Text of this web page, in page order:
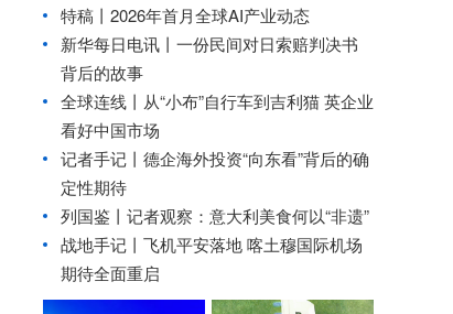
特稿丨2026年首月全球AI产业动态
新华每日电讯丨 一份民间对日索赔判决书
背后的故事
全球连线丨
从“小布”自行车到吉利猫 英企业
看好中国市场
记者手记丨德企海外投资“向东看”背后的确
定性期待
列国鉴丨记者观察：意大利美食何以“非遗”
战地手记丨飞机平安落地 喀土穆国际机场
期待全面重启